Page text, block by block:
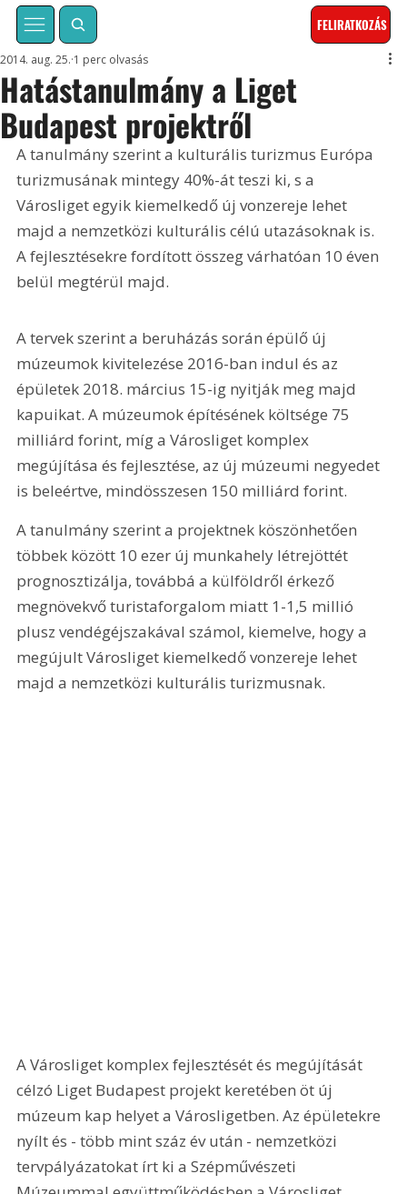
FELIRATKOZÁS
Hatástanulmány a Liget
Budapest projektről
2014. aug. 25. 1 perc olvasás
A tanulmány szerint a kulturális turizmus Európa
turizmusának mintegy 40%-át teszi ki, s a
Városliget egyik kiemelkedő új vonzereje lehet
majd a nemzetközi kulturális célú utazásoknak is.
A fejlesztésekre fordított összeg várhatóan 10 éven
belül megtérül majd.
A tervek szerint a beruházás során épülő új
múzeumok kivitelezése 2016-ban indul és az
épületek 2018. március 15-ig nyitják meg majd
kapuikat. A múzeumok építésének költsége 75
milliárd forint, míg a Városliget komplex
megújítása és fejlesztése, az új múzeumi negyedet
is beleértve, mindösszesen 150 milliárd forint.
A tanulmány szerint a projektnek köszönhetően
többek között 10 ezer új munkahely létrejöttét
prognosztizálja, továbbá a külföldről érkező
megnövekvő turistaforgalom miatt 1-1,5 millió
plusz vendégéjszakával számol, kiemelve, hogy a
megújult Városliget kiemelkedő vonzereje lehet
majd a nemzetközi kulturális turizmusnak.
A Városliget komplex fejlesztését és megújítását
célzó Liget Budapest projekt keretében öt új
múzeum kap helyet a Városligetben. Az épületekre
nyílt és - több mint száz év után - nemzetközi
tervpályázatokat írt ki a Szépművészeti